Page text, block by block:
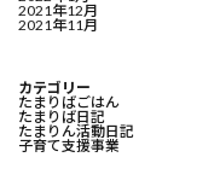
2021年12月
2021年11月
カテゴリー
たまりばごはん
たまりば日記
たまりん活動日記
子育て支援事業